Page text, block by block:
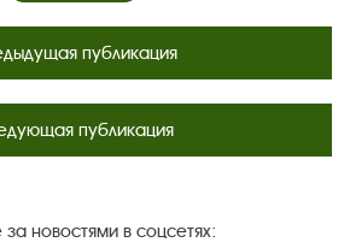
публикация
публикация
новостями в соцсетях: